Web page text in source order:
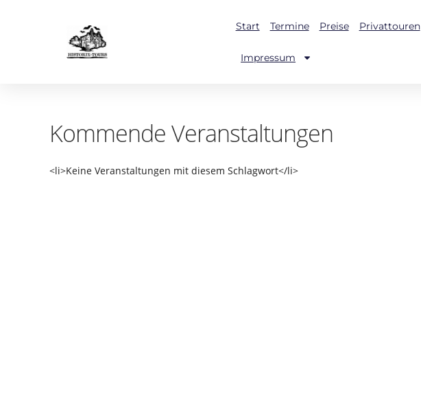
Start Termine Preise Privattouren
Impressum
Kommende Veranstaltungen
<li>Keine Veranstaltungen mit diesem Schlagwort</li>